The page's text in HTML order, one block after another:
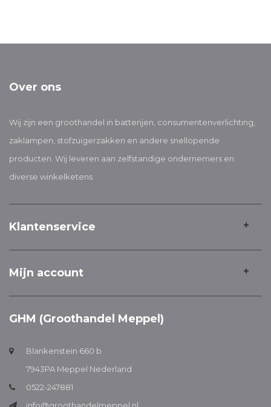
Over ons
Wij zijn een groothandel in batterijen, consumentenverlichting,
zaklampen, stofzuigerzakken en andere snellopende
producten. Wij leveren aan zelfstandige ondernemers en
diverse winkelketens
Klantenservice
Mijn account
GHM (Groothandel Meppel)
Blankenstein 660 b
7943PA Meppel Nederland
0522-247881